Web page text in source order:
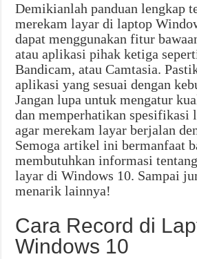
Demikianlah panduan lengkap
merekam layar di laptop
dapat menggunakan fitur
atau aplikasi pihak ketiga
Bandicam, atau Camtasia.
aplikasi yang sesuai dengan
Jangan lupa untuk mengatur
dan memperhatikan spesifikasi
agar merekam layar berjalan
Semoga artikel ini bermanfaat
membutuhkan informasi
layar di Windows 10. Sampai
menarik lainnya!
Cara Record di
Windows 10